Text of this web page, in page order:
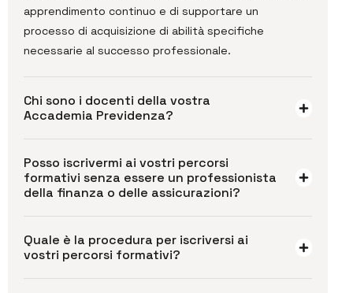
apprendimento continuo e di supportare un
processo di acquisizione di abilità specifiche
necessarie al successo professionale.
Chi sono i docenti della vostra
Accademia Previdenza?
Posso iscrivermi ai vostri percorsi
formativi senza essere un professionista
della finanza o delle assicurazioni?
Quale è la procedura per iscriversi ai
vostri percorsi formativi?